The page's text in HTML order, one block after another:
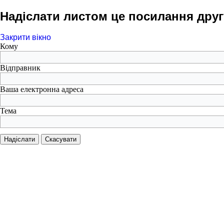
Надіслати листом це посилання
Закрити вікно
Кому
Відправник
Ваша електронна адреса
Тема
Надіслати Скасувати